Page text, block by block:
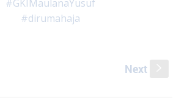
#GKIMaulanaYusuf
#dirumahaja
Next